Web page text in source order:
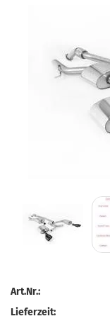
Art.Nr.:
Lieferzeit: